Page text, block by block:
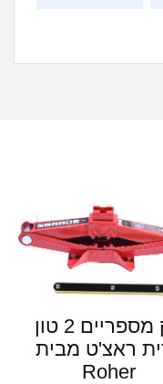
ג'ק מספריים 2 טון
ראצ'ט מבית
Roher